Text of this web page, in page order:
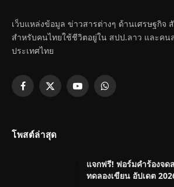
เว็บแหล่งข้อมูล ข่าวสารต่างๆ ด้านเศรษฐกิจ
สำหรับคนไทยใช้ชีวิตอยู่ใน สปป.ลาว และคน
ประเทศไทย
Facebook
X
YouTubeWhatsApp
โพสต์ล่าสุด
แจกฟรี! ฟอร์มคำร้องจด
ทดลองเขียน อัปเดต